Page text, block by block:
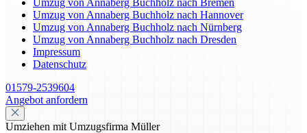
Umzug von Annaberg Buchholz nach Bremen
Umzug von Annaberg Buchholz nach Hannover
Umzug von Annaberg Buchholz nach Nürnberg
Umzug von Annaberg Buchholz nach Dresden
Impressum
Datenschutz
01579-2539604
Angebot anfordern
Umziehen mit Umzugsfirma Müller